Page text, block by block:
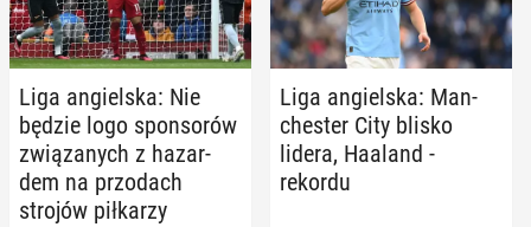
Liga an­giel­ska: Nie
będzie logo spon­so­rów
zwią­za­nych z ha­zar­
dem na przo­dach
strojów pił­ka­rzy
Liga an­giel­ska: Man­
che­ster City blisko
lidera, Haaland -
rekordu